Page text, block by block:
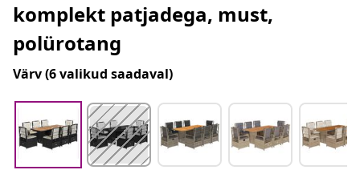
komplekt patjadega, must,
polürotang
Värv(6 valikud saadaval)